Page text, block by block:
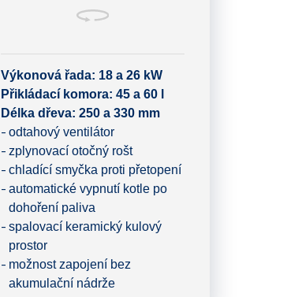
Výkonová řada: 18 a 26 kW
Přikládací komora: 45 a 60 l
Délka dřeva: 250 a 330 mm
odtahový ventilátor
zplynovací otočný rošt
chladící smyčka proti přetopení
automatické vypnutí kotle po
dohoření paliva
spalovací keramický kulový
prostor
možnost zapojení bez
akumulační nádrže